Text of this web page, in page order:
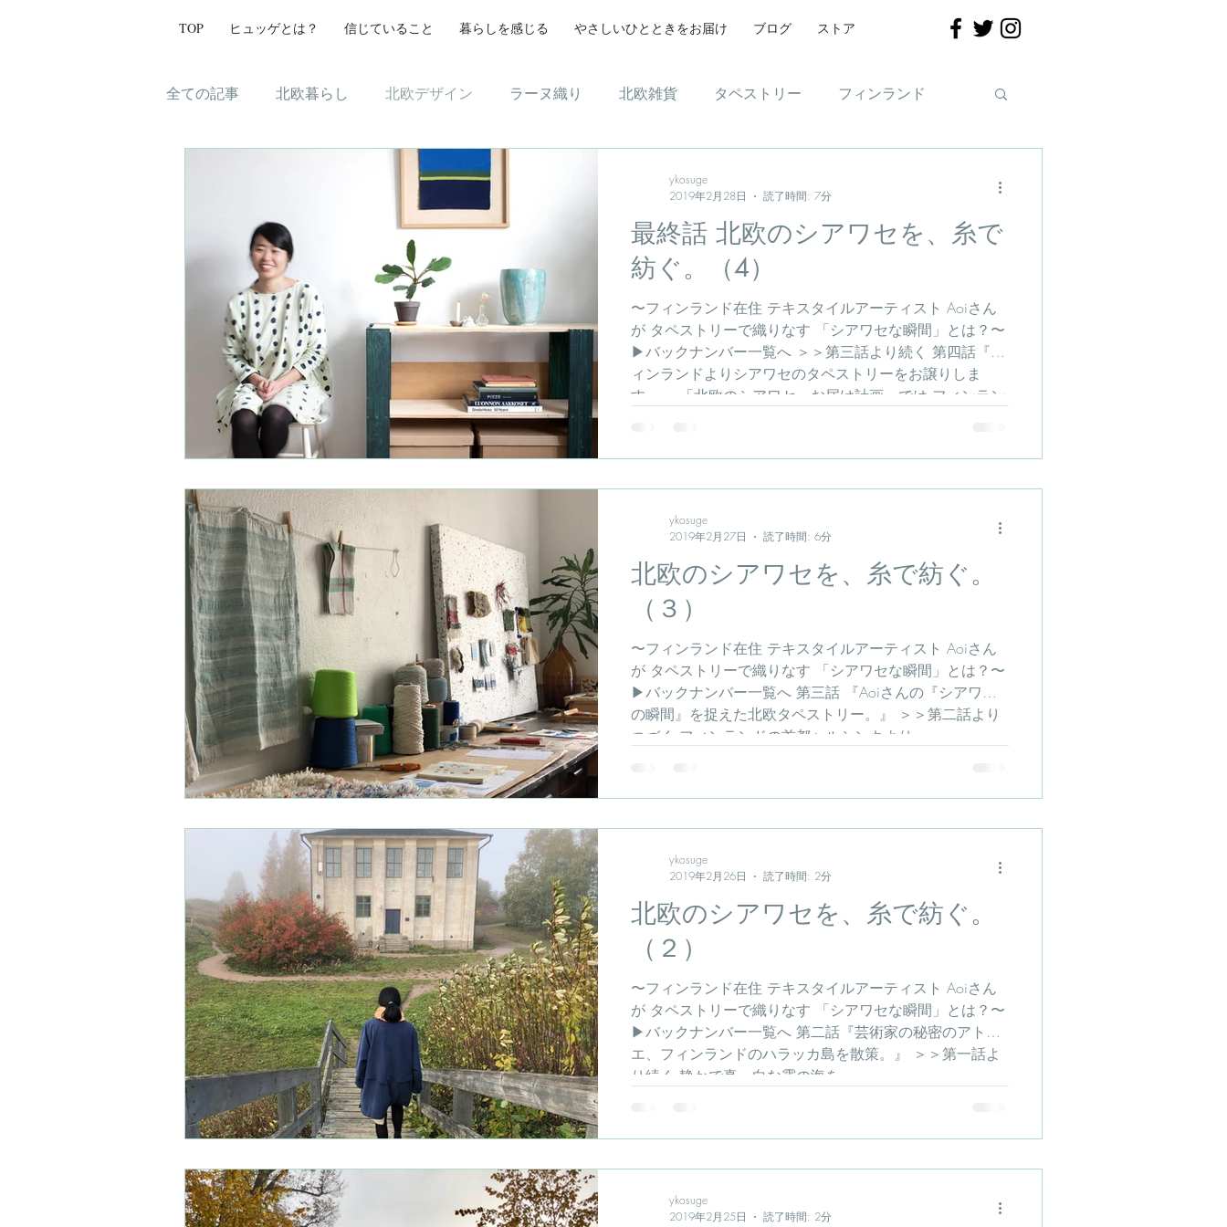
TOP ヒュッゲとは？ 信じていること 暮らしを感じる やさしいひとときをお届け ブログ ストア
全ての記事 北欧暮らし 北欧デザイン ラーヌ織り 北欧雑貨 タペストリー フィンランド
インテリア
最終話 北欧のシアワセを、糸で
紡ぐ。（4）
〜フィンランド在住 テキスタイルアーティスト Aoiさん
が タペストリーで織りなす 「シアワセな瞬間」とは？〜
▶︎バックナンバー一覧へ ＞＞第三話より続く 第四話『フ
ィンランドよりシアワセのタペストリーをお譲りしま
す。』 「北欧のシアワセ、お届け計画」では フィンラン
ykosuge
2019年2月28日
読了時間: 7分
北欧のシアワセを、糸で紡ぐ。
（３）
〜フィンランド在住 テキスタイルアーティスト Aoiさん
が タペストリーで織りなす 「シアワセな瞬間」とは？〜
▶︎バックナンバー一覧へ 第三話 『Aoiさんの『シアワセ
の瞬間』を捉えた北欧タペストリー。』 ＞＞第二話より
つづく フィンランドの首都ヘルシンキより...
ykosuge
2019年2月27日
読了時間: 6分
北欧のシアワセを、糸で紡ぐ。
（２）
〜フィンランド在住 テキスタイルアーティスト Aoiさん
が タペストリーで織りなす 「シアワセな瞬間」とは？〜
▶︎バックナンバー一覧へ 第二話『芸術家の秘密のアトリ
エ、フィンランドのハラッカ島を散策。』 ＞＞第一話よ
り続く 静かで真っ白な霧の海を...
ykosuge
2019年2月26日
読了時間: 2分
ykosuge
2019年2月25日
読了時間: 2分